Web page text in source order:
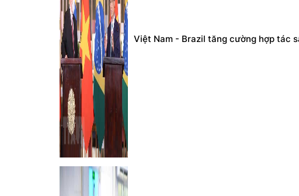
Việt Nam - Brazil tăng cường hợp tác